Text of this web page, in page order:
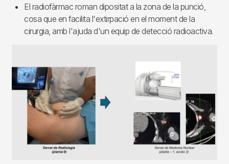
El radiofàrmac roman dipositat a la zona de la punció,
cosa que en facilita l'extirpació en el moment de la
cirurgia, amb l'ajuda d'un equip de detecció radioactiva.